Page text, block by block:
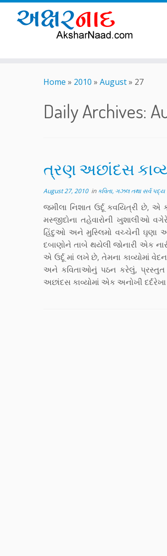
Home » 2010 » August» 27
Daily Archives:
ત્રણ અછાંદસ
August 27, 2010inકવિતા, ગઝલ તથા સર્વ પદ્ય
જમીલા નિશાત ઉર્દૂ કવયિત્રી છે, એ
મસ્જીદોના તહેવારોની ખુશાલીઓ
હિંદુઓ અને મુસ્લિમો વચ્ચેની ઘૃણા
દબાણોને તાબે થયેલી જોનારી એક
એ ઉર્દૂ માં લખે છે, તેમના કાવ્યોમાં
અને કવિતાઓનું પઠન કરેલું, પ્રસ્તુત
અછાંદસ કાવ્યોમાં એક અનોખી